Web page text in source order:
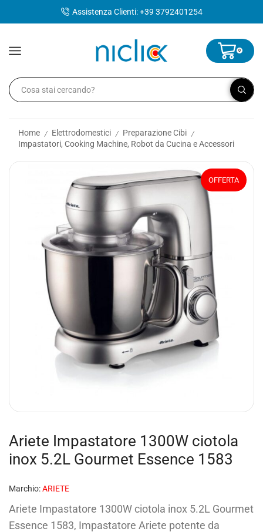
Assistenza Clienti: +39 3792401254
0
Home / Elettrodomestici / Preparazione Cibi /
Impastatori, Cooking Machine, Robot da Cucina e Accessori
OFFERTA
Ariete Impastatore 1300W ciotola
inox 5.2L Gourmet Essence 1583
Marchio:ARIETE
Ariete Impastatore 1300W ciotola inox 5.2L Gourmet
Essence 1583, Impastatore Ariete potente da